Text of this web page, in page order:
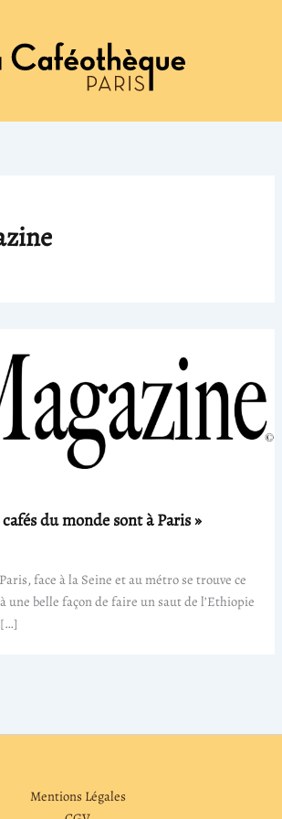
du monde sont à Paris »
face à la Seine et au métro se trouve ce
une belle façon de faire un saut de l’Ethiopie
Mentions Légales